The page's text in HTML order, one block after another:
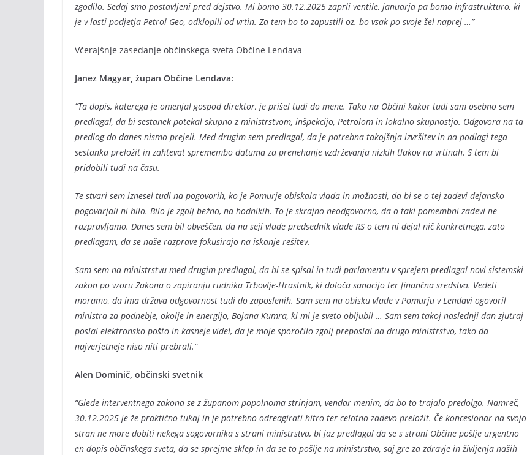
zgodilo. Sedaj smo postavljeni pred dejstvo. Mi bomo 30.12.2025 zaprli ventile, januarja pa bomo infrastrukturo, ki
je v lasti podjetja Petrol Geo, odklopili od vrtin. Za tem bo to zapustili oz. bo vsak po svoje šel naprej …”
Včerajšnje zasedanje občinskega sveta Občine Lendava
Janez Magyar, župan Občine Lendava:
“Ta dopis, katerega je omenjal gospod direktor, je prišel tudi do mene. Tako na Občini kakor tudi sam osebno sem
predlagal, da bi sestanek potekal skupno z ministrstvom, inšpekcijo, Petrolom in lokalno skupnostjo. Odgovora na ta
predlog do danes nismo prejeli. Med drugim sem predlagal, da je potrebna takojšnja izvršitev in na podlagi tega
sestanka preložit in zahtevat spremembo datuma za prenehanje vzdrževanja nizkih tlakov na vrtinah. S tem bi
pridobili tudi na času.
Te stvari sem iznesel tudi na pogovorih, ko je Pomurje obiskala vlada in možnosti, da bi se o tej zadevi dejansko
pogovarjali ni bilo. Bilo je zgolj bežno, na hodnikih. To je skrajno neodgovorno, da o taki pomembni zadevi ne
razpravljamo. Danes sem bil obveščen, da na seji vlade predsednik vlade RS o tem ni dejal nič konkretnega, zato
predlagam, da se naše razprave fokusirajo na iskanje rešitev.
Sam sem na ministrstvu med drugim predlagal, da bi se spisal in tudi parlamentu v sprejem predlagal novi sistemski
zakon po vzoru Zakona o zapiranju rudnika Trbovlje-Hrastnik, ki določa sanacijo ter finančna sredstva. Vedeti
moramo, da ima država odgovornost tudi do zaposlenih. Sam sem na obisku vlade v Pomurju v Lendavi ogovoril
ministra za podnebje, okolje in energijo, Bojana Kumra, ki mi je sveto obljubil … Sam sem takoj naslednji dan zjutraj
poslal elektronsko pošto in kasneje videl, da je moje sporočilo zgolj preposlal na drugo ministrstvo, tako da
najverjetneje niso niti prebrali.”
Alen Dominič, občinski svetnik
“Glede interventnega zakona se z županom popolnoma strinjam, vendar menim, da bo to trajalo predolgo. Namreč,
30.12.2025 je že praktično tukaj in je potrebno odreagirati hitro ter celotno zadevo preložit. Če koncesionar na svojo
stran ne more dobiti nekega sogovornika s strani ministrstva, bi jaz predlagal da se s strani Občine pošlje urgentno
en dopis občinskega sveta, da se sprejme sklep in da se to pošlje na ministrstvo, saj gre za zdravje in življenja naših